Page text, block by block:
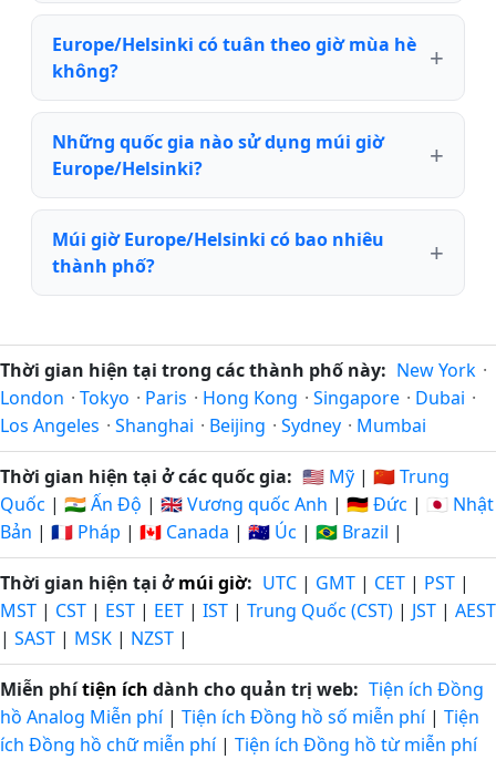
Europe/Helsinki có tuân theo giờ mùa hè
không?
Những quốc gia nào sử dụng múi giờ
Europe/Helsinki?
Múi giờ Europe/Helsinki có bao nhiêu
thành phố?
Thời gian hiện tại trong các thành phố này: New York ·
London · Tokyo · Paris · Hong Kong · Singapore · Dubai ·
Los Angeles · Shanghai · Beijing · Sydney · Mumbai
Thời gian hiện tại ở các quốc gia: 🇺🇸 Mỹ | 🇨🇳 Trung
Quốc | 🇮🇳 Ấn Độ | 🇬🇧 Vương quốc Anh | 🇩🇪 Đức | 🇯🇵 Nhật
Bản | 🇫🇷 Pháp | 🇨🇦 Canada | 🇦🇺 Úc | 🇧🇷 Brazil |
Thời gian hiện tại ởmúi giờ: UTC | GMT | CET | PST |
MST | CST | EST | EET | IST | Trung Quốc (CST) | JST | AEST
| SAST | MSK | NZST |
Miễn phítiện ích dành cho quản trị web: Tiện ích Đồng
hồ Analog Miễn phí| Tiện ích Đồng hồ số miễn phí| Tiện
ích Đồng hồ chữ miễn phí| Tiện ích Đồng hồ từ miễn phí